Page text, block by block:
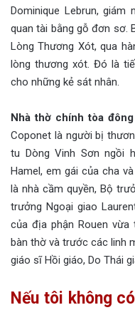
Dominique Lebrun,
quan tài bằng gỗ đơn sơ.
Lòng Thương Xót, qua
lòng thương xót. Đó là
cho những kẻ sát nhân.
Nhà thờ chính tòa
Coponet là người bị
tu Dòng Vinh Sơn ngồi
Hamel, em gái của cha
là nhà cầm quyền, Bộ
trưởng Ngoại giao
của địa phận Rouen vừa
bàn thờ và trước các linh
giáo sĩ Hồi giáo, Do Thái
Nếu tôi không